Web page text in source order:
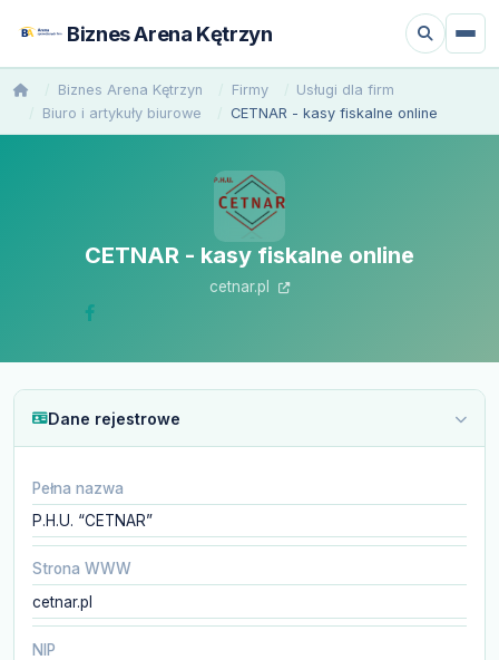
Biznes Arena Kętrzyn
Biznes Arena Kętrzyn Firmy
Usługi dla firm
Biuro i artykuły biurowe
CETNAR - kasy fiskalne online
CETNAR - kasy fiskalne online
cetnar.pl
Dane rejestrowe
Pełna nazwa
P.H.U. “CETNAR”
Strona WWW
cetnar.pl
NIP